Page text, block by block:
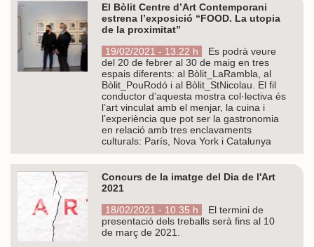
El Bòlit Centre d’Art Contemporani
estrena l’exposició “FOOD. La utopia
de la proximitat”
19/02/2021 - 13.22 h
Es podrà veure
del 20 de febrer al 30 de maig en tres
espais diferents: al Bòlit_LaRambla, al
Bòlit_PouRodó i al Bòlit_StNicolau. El fil
conductor d’aquesta mostra col·lectiva és
l’art vinculat amb el menjar, la cuina i
l’experiència que pot ser la gastronomia
en relació amb tres enclavaments
culturals: París, Nova York i Catalunya
Concurs de la imatge del Dia de l'Art
2021
18/02/2021 - 10.35 h
El termini de
presentació dels treballs serà fins al 10
de març de 2021.